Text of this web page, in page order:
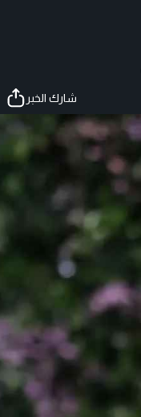
شارك الخبر